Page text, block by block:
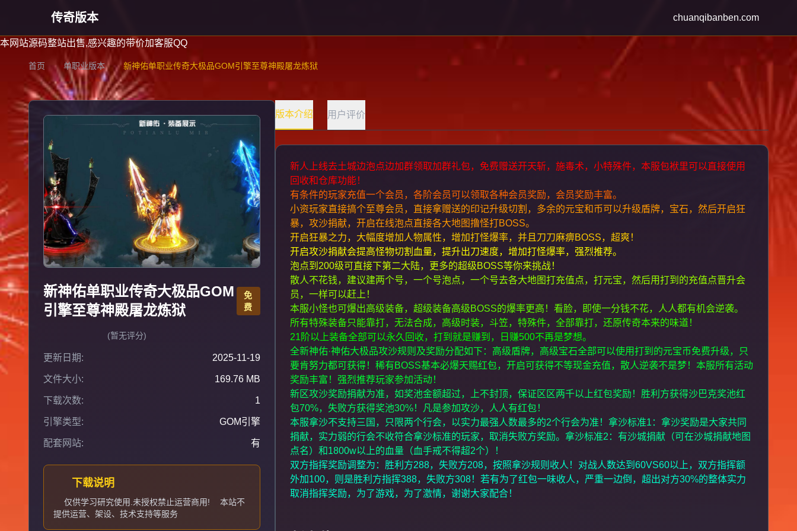
传奇版本 chuanqibanben.com
本网站源码整站出售,感兴趣的带价加客服QQ
首页 单职业版本 新神佑单职业传奇大极品GOM引擎至尊神殿屠龙炼狱
新神佑单职业传奇大极品GOM
引擎至尊神殿屠龙炼狱
免
费
(暂无评分)
更新日期: 2025-11-19
文件大小: 169.76 MB
下载次数: 1
引擎类型: GOM引擎
配套网站: 有
下载说明
仅供学习研究使用.未授权禁止运营商用!
本站不
提供运营、架设、技术支持等服务
版本介绍 用户评价
新人上线去土城边泡点边加群领取加群礼包，免费赠送开天斩，施毒术，小特殊件，本服包袱里可以直接使用
回收和仓库功能！
有条件的玩家充值一个会员，各阶会员可以领取各种会员奖励，会员奖励丰富。
小资玩家直接搞个至尊会员，直接拿赠送的印记升级切割，多余的元宝和币可以升级盾牌，宝石，然后开启狂
暴，攻沙捐献，开启在线泡点直接各大地图撸怪打BOSS。
开启狂暴之力，大幅度增加人物属性，增加打怪爆率，并且刀刀麻痹BOSS，超爽！
开启攻沙捐献会提高怪物切割血量，提升出刀速度，增加打怪爆率，强烈推荐。
泡点到200级可直接下第二大陆，更多的超级BOSS等你来挑战！
散人不花钱，建议建两个号，一个号泡点，一个号去各大地图打充值点，打元宝，然后用打到的充值点晋升会
员，一样可以赶上！
本服小怪也可爆出高级装备，超级装备高级BOSS的爆率更高！看脸，即使一分钱不花，人人都有机会逆袭。
所有特殊装备只能靠打，无法合成，高级时装，斗笠，特殊件，全部靠打，还原传奇本来的味道！
21阶以上装备全部可以永久回收，打到就是赚到，日赚500不再是梦想。
全新神佑·神佑大极品攻沙规则及奖励分配如下：高级盾牌，高级宝石全部可以使用打到的元宝币免费升级，只
要肯努力都可获得！稀有BOSS基本必爆天赐红包，开启可获得不等现金充值，散人逆袭不是梦！本服所有活动
奖励丰富！强烈推荐玩家参加活动！
新区攻沙奖励捐献为准，如奖池金额超过，上不封顶，保证区区两千以上红包奖励！胜利方获得沙巴克奖池红
包70%，失败方获得奖池30%！凡是参加攻沙，人人有红包！
本服拿沙不支持三国，只限两个行会，以实力最强人数最多的2个行会为准！拿沙标准1：拿沙奖励是大家共同
捐献，实力弱的行会不收符合拿沙标准的玩家，取消失败方奖励。拿沙标准2：有沙城捐献（可在沙城捐献地图
点名）和1800w以上的血量（血手戒不得超2个）！
双方指挥奖励调整为：胜利方288，失败方208，按照拿沙规则收人！对战人数达到60VS60以上，双方指挥额
外加100，则是胜利方指挥388，失败方308！若有为了红包一味收人，严重一边倒，超出对方30%的整体实力
取消指挥奖励，为了游戏，为了激情，谢谢大家配合！